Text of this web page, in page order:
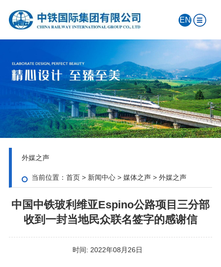
EN
外媒之声
当前位置： 首页> 新闻中心> 媒体之声> 外媒之声
中国中铁玻利维亚Espino公路项目三分部
收到一封当地民众联名签字的感谢信
时间: 2022年08月26日